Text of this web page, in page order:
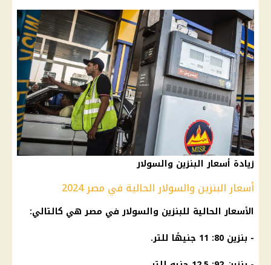
زيادة أسعار البنزين والسولار
أسعار البنزين والسولار الحالية في مصر 2024
الأسعار الحالية للبنزين والسولار في مصر هي كالتالي:
- بنزين 80: 11 جنيهًا للتر.